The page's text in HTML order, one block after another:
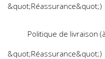
&quot;Réassurance&quot;)
Politique de livraison
&quot;Réassurance&quot;)